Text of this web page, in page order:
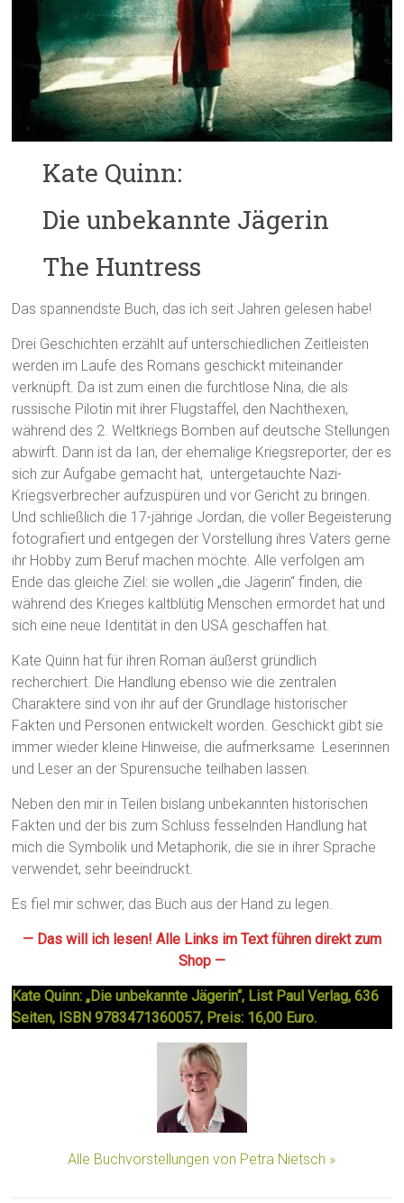
Kate Quinn:
Die unbekannte Jägerin
The Huntress
Das spannendste Buch, das ich seit Jahren gelesen habe!
Drei Geschichten erzählt auf unterschiedlichen Zeitleisten
werden im Laufe des Romans geschickt miteinander
verknüpft. Da ist zum einen die furchtlose Nina, die als
russische Pilotin mit ihrer Flugstaffel, den Nachthexen,
während des 2. Weltkriegs Bomben auf deutsche Stellungen
abwirft. Dann ist da Ian, der ehemalige Kriegsreporter, der es
sich zur Aufgabe gemacht hat, untergetauchte Nazi-
Kriegsverbrecher aufzuspüren und vor Gericht zu bringen.
Und schließlich die 17-jährige Jordan, die voller Begeisterung
fotografiert und entgegen der Vorstellung ihres Vaters gerne
ihr Hobby zum Beruf machen möchte. Alle verfolgen am
Ende das gleiche Ziel: sie wollen „die Jägerin“ finden, die
während des Krieges kaltblütig Menschen ermordet hat und
sich eine neue Identität in den USA geschaffen hat.
Kate Quinn hat für ihren Roman äußerst gründlich
recherchiert. Die Handlung ebenso wie die zentralen
Charaktere sind von ihr auf der Grundlage historischer
Fakten und Personen entwickelt worden. Geschickt gibt sie
immer wieder kleine Hinweise, die aufmerksame Leserinnen
und Leser an der Spurensuche teilhaben lassen.
Neben den mir in Teilen bislang unbekannten historischen
Fakten und der bis zum Schluss fesselnden Handlung hat
mich die Symbolik und Metaphorik, die sie in ihrer Sprache
verwendet, sehr beeindruckt.
Es fiel mir schwer, das Buch aus der Hand zu legen.
— Das will ich lesen! Alle Links im Text führen direkt zum
Shop —
Kate Quinn: „Die unbekannte Jägerin“, List Paul Verlag, 636
Seiten, ISBN 9783471360057, Preis: 16,00 Euro.
Alle Buchvorstellungen von Petra Nietsch »